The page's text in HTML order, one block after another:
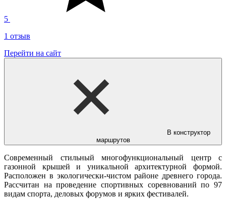
5
1 отзыв
Перейти на сайт
В конструктор
маршрутов
Современный стильный многофункциональный центр с
газонной крышей и уникальной архитектурной формой.
Расположен в экологически-чистом районе древнего города.
Рассчитан на проведение спортивных соревнований по 97
видам спорта, деловых форумов и ярких фестивалей.